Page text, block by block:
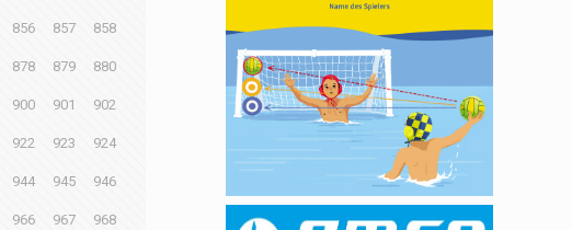
856 857 858
878 879 880
900 901 902
922 923 924
944 945 946
966 967 968